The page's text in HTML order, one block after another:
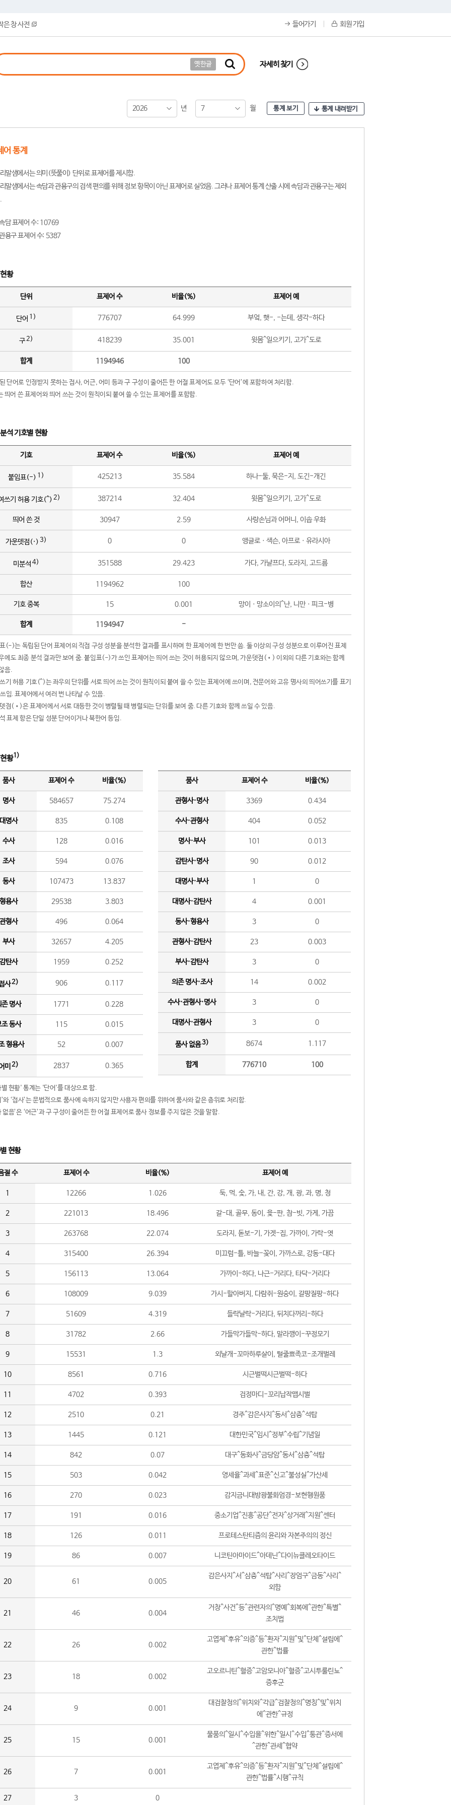
은 창 사전 들어가기 회원 가입
옛한글 자세히 찾기
2026 년 7 월 통계 보기 통계 내려받기
어 통계
말샘에서는 의미(뜻풀이) 단위로 표제어를 제시함.
말샘에서는 속담과 관용구의 검색 편의를 위해 정보 항목이 아닌 표제어로 실었음. 그러나 표제어 통계 산출 시에 속담과 관용구는 제외
담 표제어 수: 10769
용구 표제어 수: 5387
황
단위 표제어 수 비율(%) 표제어 예
단어 1) 776707 64.999 부엌, 햇-, -는데, 생각-하다
구2) 418239 35.001 윗몸^일으키기, 고가^도로
합계 1194946 100
단어로 인정받지 못하는 접사, 어근, 어미 등과 구 구성이 줄어든 한 어절 표제어도 모두 ‘단어’에 포함하여 처리함.
띄어 쓴 표제어와 띄어 쓰는 것이 원칙이되 붙여 쓸 수 있는 표제어를 포함함.
석 기호별 현황
기호 표제어 수 비율(%) 표제어 예
붙임표(-) 1) 425213 35.584 하나-둘, 묵은-지, 도긴-개긴
쓰기 허용 기호(^) 2) 387214 32.404 윗몸^일으키기, 고가^도로
띄어 쓴 것 30947 2.59 사랑손님과 어머니, 이솝 우화
가운뎃점(·) 3) 0 0 앵글로ㆍ색슨, 아프로ㆍ유라시아
미분석 4) 351588 29.423 가다, 가냘프다, 도라지, 고드름
합산 1194962 100
기호 중복 15 0.001 망이ㆍ망소이의^난, 니만ㆍ피크-병
합계 1194947 -
(-)는 독립된 단어 표제어의 직접 구성 성분을 분석한 결과를 표시하며 한 표제어에 한 번만 씀. 둘 이상의 구성 성분으로 이루어진 표제
에도 최종 분석 결과만 보여 줌. 붙임표(-)가 쓰인 표제어는 띄어 쓰는 것이 허용되지 않으며, 가운뎃점(•) 이외의 다른 기호와는 함께
음.
기 허용 기호(^)는 좌우의 단위를 서로 띄어 쓰는 것이 원칙이되 붙여 쓸 수 있는 표제어에 쓰이며, 전문어와 고유 명사의 띄어쓰기를 표기
임. 표제어에서 여러 번 나타날 수 있음.
점(•)은 표제어에서 서로 대등한 것이 병렬될 때 병렬되는 단위를 보여 줌. 다른 기호와 함께 쓰일 수 있음.
표제 항은 단일 성분 단어이거나 북한어 등임.
황1)
품사 표제어 수 비율(%)
명사 584657 75.274
명사 835 0.108
수사 128 0.016
조사 594 0.076
동사 107473 13.837
용사 29538 3.803
형사 496 0.064
부사 32657 4.205
탄사 1959 0.252
사2) 906 0.117
존 명사 1771 0.228
조 동사 115 0.015
형용사 52 0.007
미 2) 2837 0.365
품사 표제어 수 비율(%)
관형사·명사 3369 0.434
수사·관형사 404 0.052
명사·부사 101 0.013
감탄사·명사 90 0.012
대명사·부사 1 0
대명사·감탄사 4 0.001
동사·형용사 3 0
관형사·감탄사 23 0.003
부사·감탄사 3 0
의존 명사·조사 14 0.002
수사·관형사·명사 3 0
대명사·관형사 3 0
품사 없음3) 8674 1.117
합계 776710 100
현황' 통계는 '단어'를 대상으로 함.
와 ‘접사’는 문법적으로 품사에 속하지 않지만 사용자 편의를 위하여 품사와 같은 층위로 처리함.
없음’은 ‘어근’과 구 구성이 줄어든 한 어절 표제어로 품사 정보를 주지 않은 것을 말함.
현황
절 수 표제어 수 비율(%) 표제어 예
1 12266 1.026 둑, 먹, 숯, 가, 내, 간, 강, 개, 광, 과, 명, 청
2 221013 18.496 갈-대, 골무, 동이, 윷-판, 참-빗, 가게, 가끔
3 263768 22.074 도라지, 돋보-기, 가겟-집, 가까이, 가락-엿
4 315400 26.394 미끄럼-틀, 바늘-꽂이, 가까스로, 강동-대다
5 156113 13.064 가까이-하다, 나근-거리다, 타닥-거리다
6 108009 9.039 가시-할아버지, 다람쥐-원숭이, 갈팡질팡-하다
7 51609 4.319 들락날락-거리다, 뒤치다꺼리-하다
8 31782 2.66 가들막가들막-하다, 말라깽이-꾸정모기
9 15531 1.3 외날개-꼬마하루살이, 털줄뾰족코-조개벌레
10 8561 0.716 시근벌떡시근벌떡-하다
11 4702 0.393 검정마디-꼬리납작맵시벌
12 2510 0.21 경주^감은사지^동서^삼층^석탑
13 1445 0.121 대한민국^임시^정부^수립^기념일
14 842 0.07 대구^동화사^금당암^동서^삼층^석탑
15 503 0.042 영세율^과세^표준^신고^불성실^가산세
16 270 0.023 감지금니대방광불화엄경-보현행원품
17 191 0.016 중소기업^진흥^공단^전자^상거래^지원^센터
18 126 0.011 프로테스탄티즘의 윤리와 자본주의의 정신
19 86 0.007 니코틴아마이드^아데닌^다이뉴클레오타이드
20 61 0.005
감은사지^서^삼층^석탑^사리^장엄구^금동^사리^
외함
21 46 0.004
거창^사건^등^관련자의^명예^회복에^관한^특별^
조치법
22 26 0.002
고엽제^후유^의증^등^환자^지원^및^단체^설립에^
관한^법률
23 18 0.002
고오르니틴^혈증^고암모니아^혈증^고시투룰린뇨^
증후군
24 9 0.001
대검찰청의^위치와^각급^검찰청의^명칭^및^위치
에^관한^규정
25 15 0.001
물품의^일시^수입을^위한^일시^수입^통관^증서에
^관한^관세^협약
26 7 0.001
고엽제^후유^의증^등^환자^지원^및^단체^설립에^
관한^법률^시행^규칙
27 3 0